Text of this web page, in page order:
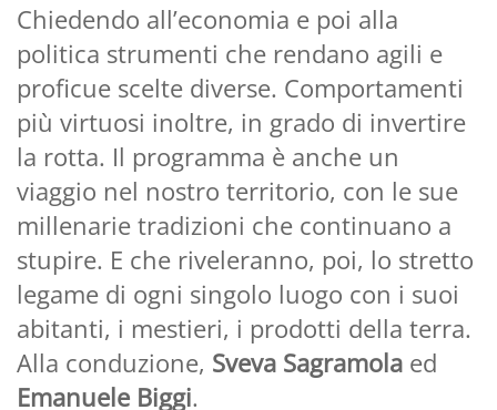
Chiedendo all’economia e poi alla
politica strumenti che rendano agili e
proficue scelte diverse. Comportamenti
più virtuosi inoltre, in grado di invertire
la rotta. Il programma è anche un
viaggio nel nostro territorio, con le sue
millenarie tradizioni che continuano a
stupire. E che riveleranno, poi, lo stretto
legame di ogni singolo luogo con i suoi
abitanti, i mestieri, i prodotti della terra.
Alla conduzione, Sveva Sagramola ed
Emanuele Biggi.